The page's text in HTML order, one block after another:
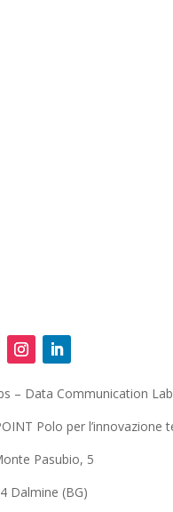
– Data Communication
Polo per l’innovazione
Pasubio, 5
Dalmine (BG)